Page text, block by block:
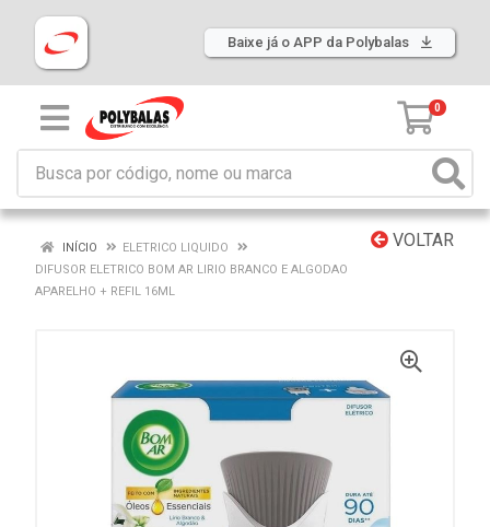
Baixe já o APP da Polybalas
0
VOLTAR
INÍCIO
ELETRICO LIQUIDO
DIFUSOR ELETRICO BOM AR LIRIO BRANCO E ALGODAO
APARELHO + REFIL 16ML